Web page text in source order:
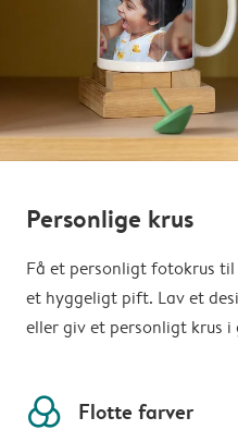
Personlige krus
Få et personligt fotokrus
et hyggeligt pift. Lav et
eller giv et personligt krus i
colors Flotte farver